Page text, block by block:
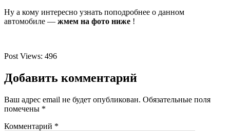
Ну а кому интересно узнать поподробнее о данном
автомобиле — жмем на фото ниже !
Post Views: 496
Добавить комментарий
Ваш адрес email не будет опубликован. Обязательные поля
помечены *
Комментарий *